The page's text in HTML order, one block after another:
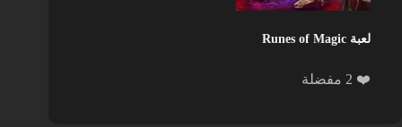
لعبة Runes of Magic
❤️ 2 مفضلة